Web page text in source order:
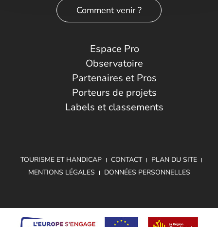
Comment venir ?
Espace Pro
Observatoire
Partenaires et Pros
Porteurs de projets
Labels et classements
TOURISME ET HANDICAP CONTACT
PLAN DU SITE
MENTIONS LÉGALES
DONNÉES PERSONNELLES